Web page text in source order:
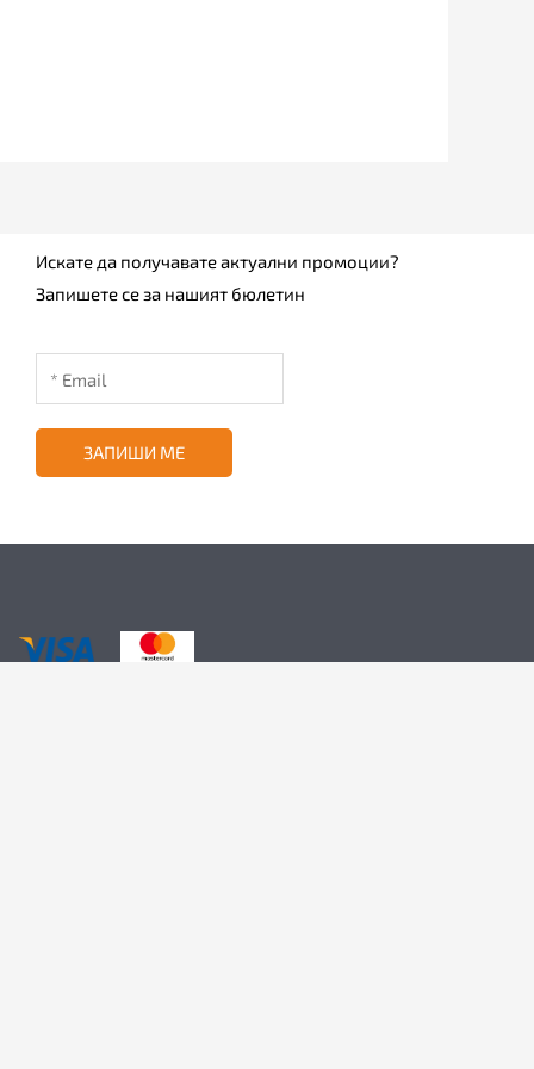
Искате да получавате актуални промоции?
Запишете се за нашият бюлетин
ЗАПИШИ МЕ